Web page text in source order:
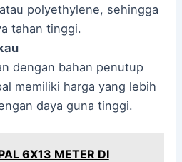
polyethylene, sehingga
tahan tinggi.
dengan bahan penutup
memiliki harga yang lebih
daya guna tinggi.
6X13 METER DI